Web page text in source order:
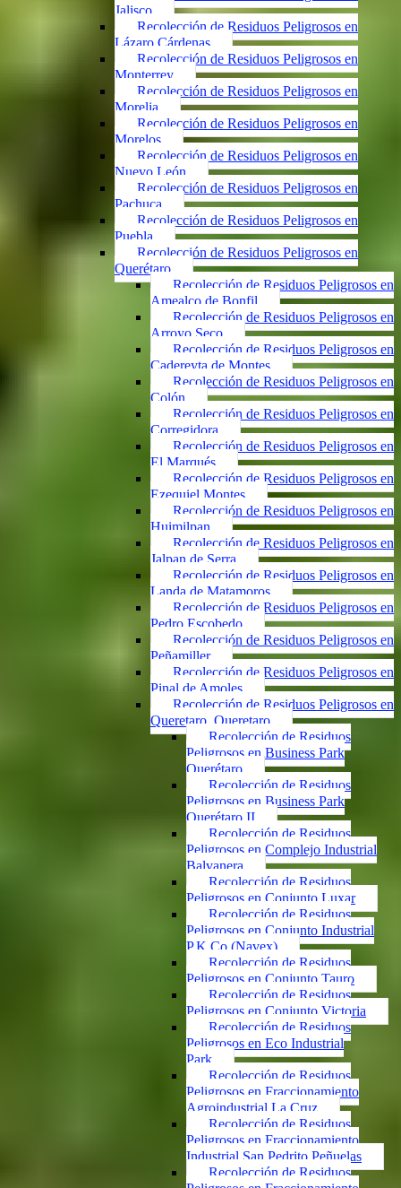
Jalisco
Recolección de Residuos Peligrosos en
Lázaro Cárdenas
Recolección de Residuos Peligrosos en
Monterrey
Recolección de Residuos Peligrosos en
Morelia
Recolección de Residuos Peligrosos en
Morelos
Recolección de Residuos Peligrosos en
Nuevo León
Recolección de Residuos Peligrosos en
Pachuca
Recolección de Residuos Peligrosos en
Puebla
Recolección de Residuos Peligrosos en
Querétaro
Recolección de Residuos Peligrosos en
Amealco de Bonfil
Recolección de Residuos Peligrosos en
Arroyo Seco
Recolección de Residuos Peligrosos en
Cadereyta de Montes
Recolección de Residuos Peligrosos en
Colón
Recolección de Residuos Peligrosos en
Corregidora
Recolección de Residuos Peligrosos en
El Marqués
Recolección de Residuos Peligrosos en
Ezequiel Montes
Recolección de Residuos Peligrosos en
Huimilpan
Recolección de Residuos Peligrosos en
Jalpan de Serra
Recolección de Residuos Peligrosos en
Landa de Matamoros
Recolección de Residuos Peligrosos en
Pedro Escobedo
Recolección de Residuos Peligrosos en
Peñamiller
Recolección de Residuos Peligrosos en
Pinal de Amoles
Recolección de Residuos Peligrosos en
Queretaro, Queretaro
Recolección de Residuos
Peligrosos en Business Park
Querétaro
Recolección de Residuos
Peligrosos en Business Park
Querétaro II
Recolección de Residuos
Peligrosos en Complejo Industrial
Balvanera
Recolección de Residuos
Peligrosos en Conjunto Luxar
Recolección de Residuos
Peligrosos en Conjunto Industrial
P.K.Co (Navex)
Recolección de Residuos
Peligrosos en Conjunto Tauro
Recolección de Residuos
Peligrosos en Conjunto Victoria
Recolección de Residuos
Peligrosos en Eco Industrial
Park
Recolección de Residuos
Peligrosos en Fraccionamiento
Agroindustrial La Cruz
Recolección de Residuos
Peligrosos en Fraccionamiento
Industrial San Pedrito Peñuelas
Recolección de Residuos